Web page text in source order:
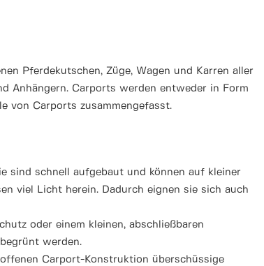
Pferdekutschen, Züge, Wagen und Karren aller
Anhängern. Carports werden entweder in Form
von Carports zusammengefasst.
sind schnell aufgebaut und können auf kleiner
viel Licht herein. Dadurch eignen sie sich auch
oder einem kleinen, abschließbaren
werden.
Carport-Konstruktion überschüssige